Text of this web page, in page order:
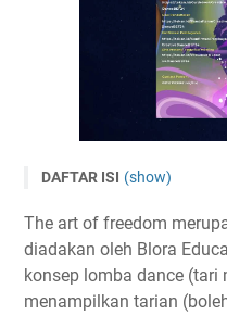
DAFTAR ISI (show)
Tema dan Subtema
Timeline
Ketentuan
The art of freedom
diadakan oleh Blora
konsep lomba dance
menampilkan tarian